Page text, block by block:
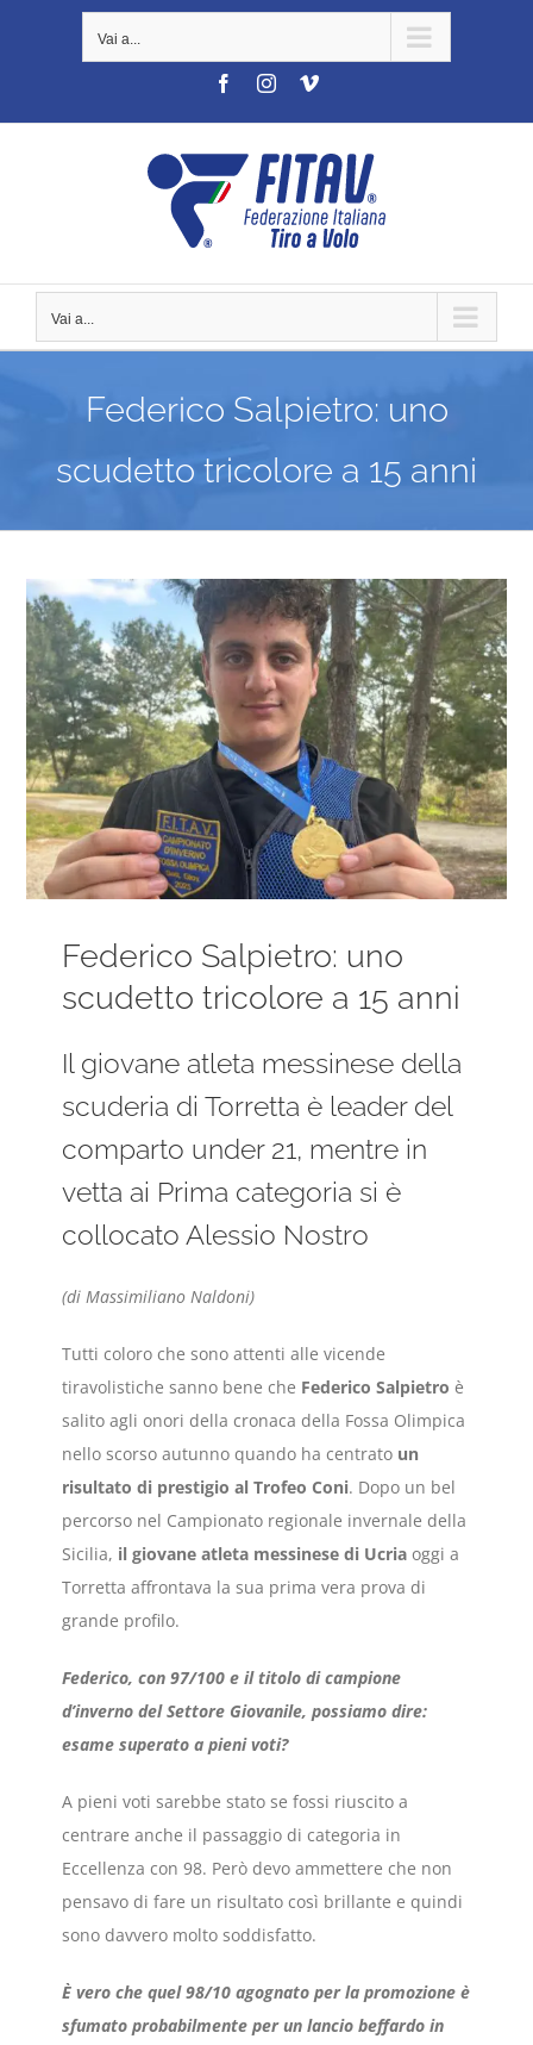
Vai a...
FacebookInstagramVimeo
Vai a...
Federico Salpietro: uno
scudetto tricolore a 15 anni
Ingrandisci
immagine
Federico Salpietro: uno
scudetto tricolore a 15 anni
Il giovane atleta messinese della
scuderia di Torretta è leader del
comparto under 21, mentre in
vetta ai Prima categoria si è
collocato Alessio Nostro
(di Massimiliano Naldoni)
Tutti coloro che sono attenti alle vicende
tiravolistiche sanno bene che Federico Salpietro è
salito agli onori della cronaca della Fossa Olimpica
nello scorso autunno quando ha centrato un
risultato di prestigio al Trofeo Coni. Dopo un bel
percorso nel Campionato regionale invernale della
Sicilia, il giovane atleta messinese di Ucria oggi a
Torretta affrontava la sua prima vera prova di
grande profilo.
Federico, con 97/100 e il titolo di campione
d’inverno del Settore Giovanile, possiamo dire:
esame superato a pieni voti?
A pieni voti sarebbe stato se fossi riuscito a
centrare anche il passaggio di categoria in
Eccellenza con 98. Però devo ammettere che non
pensavo di fare un risultato così brillante e quindi
sono davvero molto soddisfatto.
È vero che quel 98/10 agognato per la promozione è
sfumato probabilmente per un lancio beffardo in